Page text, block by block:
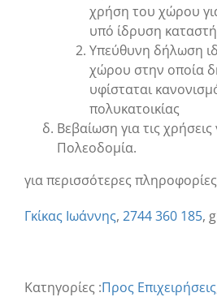
χρήση του χώρου
υπό ίδρυση
Υπεύθυνη δήλωση
χώρου στην οποία
υφίσταται
πολυκατοικίας
Βεβαίωση για τις
Πολεοδομία.
για περισσότερες
Γκίκας Ιωάννης, 2744 360 185,
Κατηγορίες :Προς Επιχειρήσεις